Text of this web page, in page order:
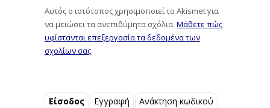
Αυτός ο ιστότοπος χρησιμοποιεί το Akismet για
να μειώσει τα ανεπιθύμητα σχόλια. Μάθετε πώς
υφίστανται επεξεργασία τα δεδομένα των
σχολίων σας.
Είσοδος Εγγραφή Ανάκτηση κωδικού